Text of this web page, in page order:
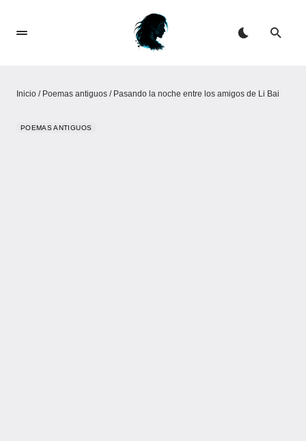
Inicio / Poemas antiguos / Pasando la noche entre los amigos de Li Bai
POEMAS ANTIGUOS